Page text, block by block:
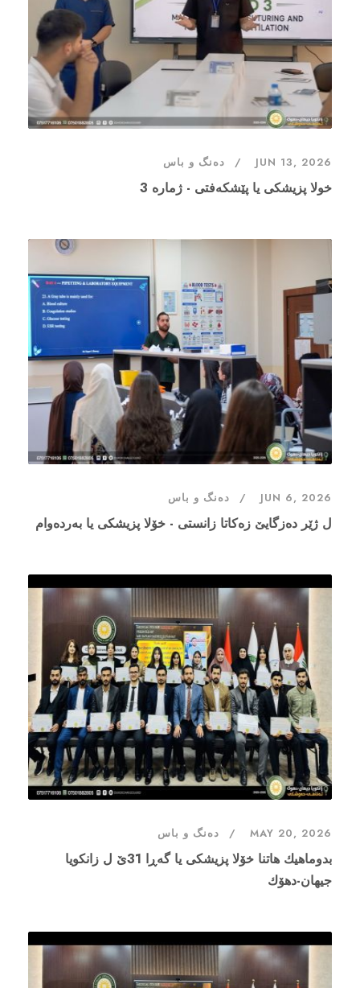
JUN 13, 2026 دەنگ و باس
خولا پزیشکی یا پێشکەفتی - ژماره 3
JUN 6, 2026 دەنگ و باس
ل ژێر دەزگایێ زەکاتا زانستی - خۆلا پزیشکی یا بەردەوام
MAY 20, 2026 دەنگ و باس
بدوماهيك هاتنا خۆلا پزیشکی یا گەڕا 31ێ ل زانکویا
جیهان-دهۆك